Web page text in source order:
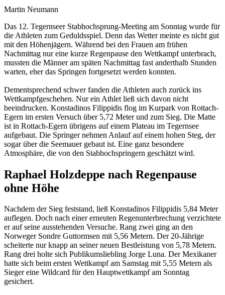
Martin Neumann
Das 12. Tegernseer Stabhochsprung-Meeting am Sonntag wurde für
die Athleten zum Geduldsspiel. Denn das Wetter meinte es nicht gut
mit den Höhenjägern. Während bei den Frauen am frühen
Nachmittag nur eine kurze Regenpause den Wettkampf unterbrach,
mussten die Männer am späten Nachmittag fast anderthalb Stunden
warten, eher das Springen fortgesetzt werden konnten.
Dementsprechend schwer fanden die Athleten auch zurück ins
Wettkampfgeschehen. Nur ein Athlet ließ sich davon nicht
beeindrucken. Konstadinos Filippidis flog im Kurpark von Rottach-
Egern im ersten Versuch über 5,72 Meter und zum Sieg. Die Matte
ist in Rottach-Egern übrigens auf einem Plateau im Tegernsee
aufgebaut. Die Springer nehmen Anlauf auf einem hohen Steg, der
sogar über die Seemauer gebaut ist. Eine ganz besondere
Atmosphäre, die von den Stabhochspringern geschätzt wird.
Raphael Holzdeppe nach Regenpause
ohne Höhe
Nachdem der Sieg feststand, ließ Konstadinos Filippidis 5,84 Meter
auflegen. Doch nach einer erneuten Regenunterbrechung verzichtete
er auf seine ausstehenden Versuche. Rang zwei ging an den
Norweger Sondre Guttormsen mit 5,56 Metern. Der 20-Jährige
scheiterte nur knapp an seiner neuen Bestleistung von 5,78 Metern.
Rang drei holte sich Publikumsliebling Jorge Luna. Der Mexikaner
hatte sich beim ersten Wettkampf am Samstag mit 5,55 Metern als
Sieger eine Wildcard für den Hauptwettkampf am Sonntag
gesichert.